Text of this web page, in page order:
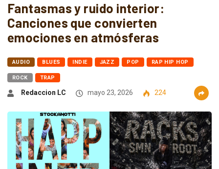
Fantasmas y ruido interior:
Canciones que convierten
emociones en atmósferas
AUDIO BLUES INDIE JAZZ POP RAP HIP HOP
ROCK TRAP
Redaccion LC mayo 23, 2026 224